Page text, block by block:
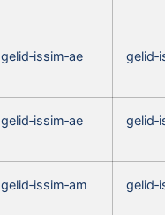
gelid‑issim‑ae
gelid‑issim‑ae
gelid‑issim‑am